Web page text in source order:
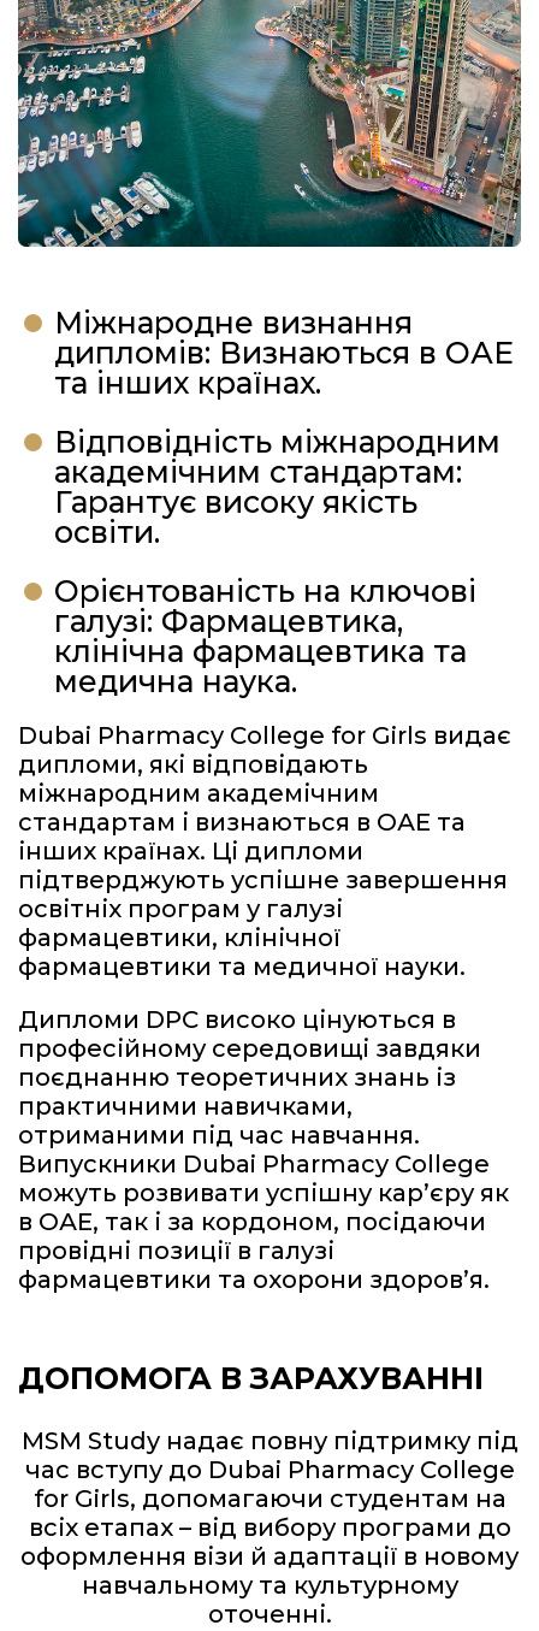
Міжнародне визнання
дипломів: Визнаються в ОАЕ
та інших країнах.
Відповідність міжнародним
академічним стандартам:
Гарантує високу якість
освіти.
Орієнтованість на ключові
галузі: Фармацевтика,
клінічна фармацевтика та
медична наука.
Dubai Pharmacy College for Girls видає
дипломи, які відповідають
міжнародним академічним
стандартам і визнаються в ОАЕ та
інших країнах. Ці дипломи
підтверджують успішне завершення
освітніх програм у галузі
фармацевтики, клінічної
фармацевтики та медичної науки.
Дипломи DPC високо цінуються в
професійному середовищі завдяки
поєднанню теоретичних знань із
практичними навичками,
отриманими під час навчання.
Випускники Dubai Pharmacy College
можуть розвивати успішну кар’єру як
в ОАЕ, так і за кордоном, посідаючи
провідні позиції в галузі
фармацевтики та охорони здоров’я.
ДОПОМОГА В ЗАРАХУВАННІ
MSM Study надає повну підтримку під
час вступу до Dubai Pharmacy College
for Girls, допомагаючи студентам на
всіх етапах – від вибору програми до
оформлення візи й адаптації в новому
навчальному та культурному
оточенні.